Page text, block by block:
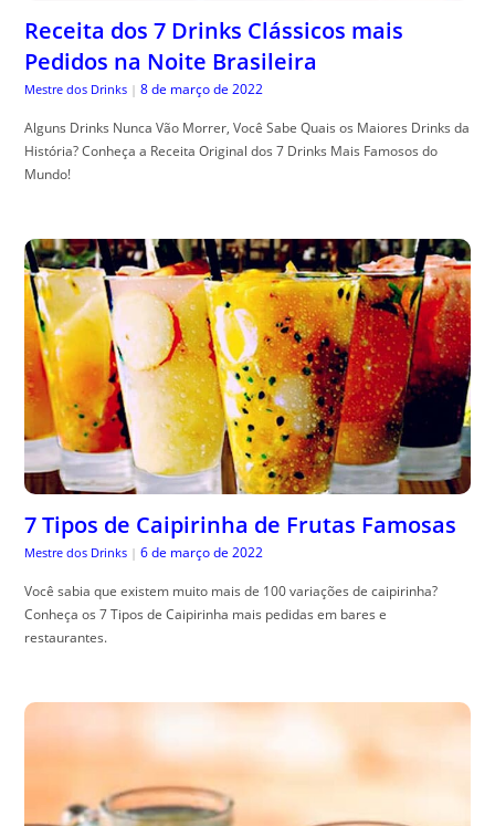
Receita dos 7 Drinks Clássicos mais
Pedidos na Noite Brasileira
Mestre dos Drinks | 8 de março de 2022
Alguns Drinks Nunca Vão Morrer, Você Sabe Quais os Maiores Drinks da
História? Conheça a Receita Original dos 7 Drinks Mais Famosos do
Mundo!
7 Tipos de Caipirinha de Frutas Famosas
Mestre dos Drinks | 6 de março de 2022
Você sabia que existem muito mais de 100 variações de caipirinha?
Conheça os 7 Tipos de Caipirinha mais pedidas em bares e
restaurantes.